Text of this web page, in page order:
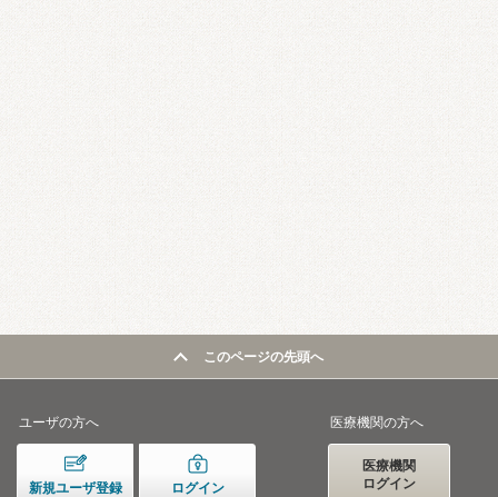
このページの先頭へ
ユーザの方へ
新規ユーザ登録 ログイン
医療機関の方へ
医療機関
ログイン